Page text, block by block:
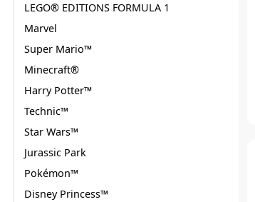
LEGO® EDITIONS FORMULA 1
Marvel
Super Mario™
Minecraft®
Harry Potter™
Technic™
Star Wars™
Jurassic Park
Pokémon™
Disney Princess™